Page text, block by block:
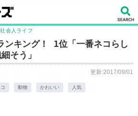
社会人ライフ
ンキング！ 1位「一番ネコらし
そう」
更新:2017/09/01
動物 かわいい 人気